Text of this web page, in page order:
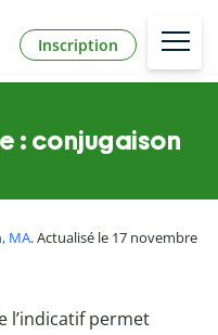
Inscription
: conjugaison
MA. Actualisé le 17 novembre
l’indicatif permet